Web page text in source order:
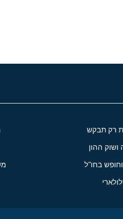
רק תבקש
ושוק ההון
וחופש בחו"ל